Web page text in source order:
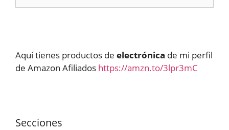
Aquí tienes productos de electrónica de mi perfil
de Amazon Afiliados https://amzn.to/3lpr3mC
Secciones